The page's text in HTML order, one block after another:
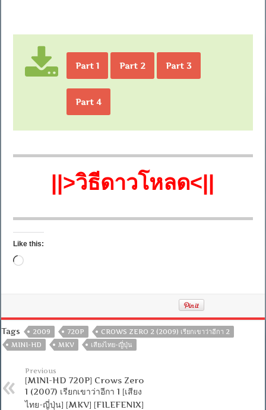
Part 1 Part 2 Part 3
Part 4
||>วิธีดาวโหลด<||
Like this:
Loading…
Tags 2009 720P
CROWS ZERO 2 (2009) เรียกเขาว่าอีกา 2
MINI-HD
MKV เสียงไทย-ญี่ปุ่น
Previous
[MINI-HD 720P] Crows Zero
1 (2007) เรียกเขาว่าอีกา 1 [เสียง
ไทย-ญี่ปุ่น] [MKV] [FILEFENIX]